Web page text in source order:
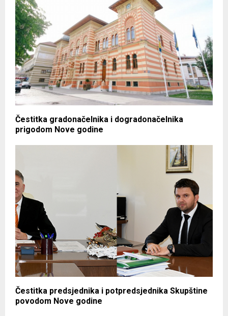
Čestitka gradonačelnika i dogradonačelnika
prigodom Nove godine
Čestitka predsjednika i potpredsjednika Skupštine
povodom Nove godine